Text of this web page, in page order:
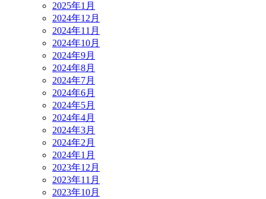
2025年1月
2024年12月
2024年11月
2024年10月
2024年9月
2024年8月
2024年7月
2024年6月
2024年5月
2024年4月
2024年3月
2024年2月
2024年1月
2023年12月
2023年11月
2023年10月